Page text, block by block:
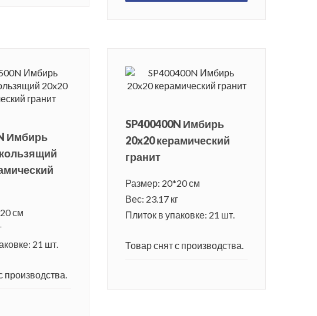
Имбирь
см
21 шт.
производства.
SP400400N Имбирь
20x20 керамический
гранит
Размер: 20*20 см
Вес: 23.17 кг
Плиток в упаковке: 21 шт.
Товар снят с производства.